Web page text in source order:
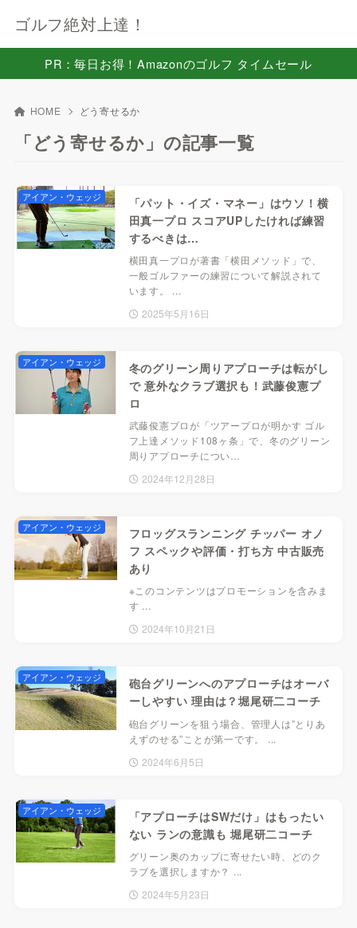
ゴルフ絶対上達！
PR：毎日お得！Amazonのゴルフ タイムセール
HOME どう寄せるか
「どう寄せるか」の記事一覧
「パット・イズ・マネー」はウソ！横
田真一プロ スコアUPしたければ練習
するべきは…
横田真一プロが著書「横田メソッド」で、
一般ゴルファーの練習について解説されて
います。 ...
2025年5月16日
アイアン・ウェッジ
冬のグリーン周りアプローチは転がし
で 意外なクラブ選択も！武藤俊憲プ
ロ
武藤俊憲プロが「ツアープロが明かす ゴル
フ上達メソッド108ヶ条」で、冬のグリーン
周りアプローチについ…
2024年12月28日
アイアン・ウェッジ
フロッグスランニング チッパー オノ
フ スペックや評価・打ち方 中古販売
あり
※このコンテンツはプロモーションを含みま
す ...
2024年10月21日
アイアン・ウェッジ
砲台グリーンへのアプローチはオーバ
ーしやすい 理由は？堀尾研二コーチ
砲台グリーンを狙う場合、管理人は”とりあ
えずのせる”ことが第一です。 ...
2024年6月5日
アイアン・ウェッジ
「アプローチはSWだけ」はもったい
ない ランの意識も 堀尾研二コーチ
グリーン奥のカップに寄せたい時、どのク
ラブを選択しますか？ ...
2024年5月23日
アイアン・ウェッジ